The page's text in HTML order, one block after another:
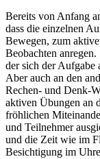
Bereits von Anfang
dass die einzelnen
Bewegen, zum
Beobachten
der sich der Aufgabe
Aber auch an den
Rechen- und Denk-
aktiven Übungen an
fröhlichen
und Teilnehmer
und die Zeit wie im
Besichtigung im